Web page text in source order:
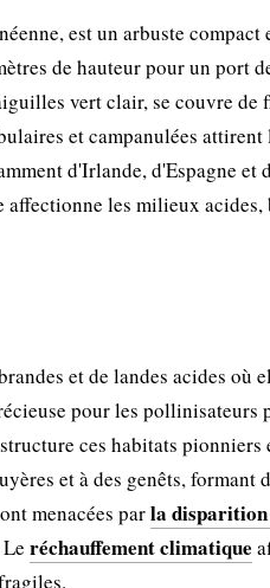
est un arbuste
de hauteur pour un port
vert clair, se couvre de
et campanulées
d'Irlande, d'Espagne et
les milieux acides,
et de landes acides où
pour les pollinisateurs
ces habitats
et à des genêts, formant
menacées parla disparition
réchauffement climatique